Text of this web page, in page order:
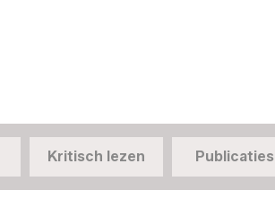
Kritisch lezen Publicaties